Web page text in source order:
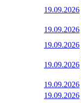
19.09.2026
19.09.2026
19.09.2026
19.09.2026
19.09.2026
19.09.2026